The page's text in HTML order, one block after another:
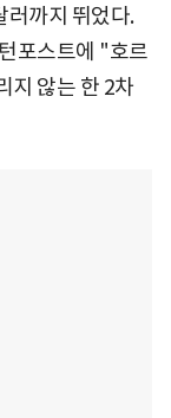
까지 뛰었다.
포스트에 "호르
지 않는 한 2차